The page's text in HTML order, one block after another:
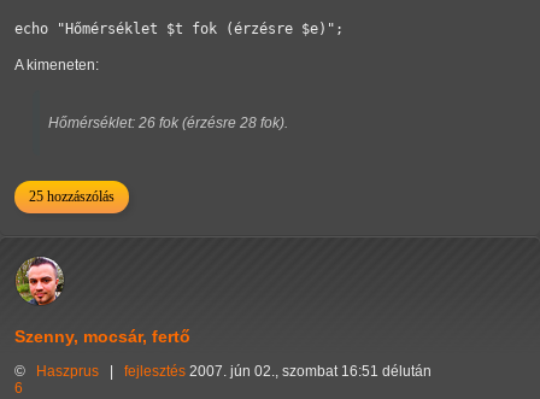
echo "Hőmérséklet $t fok (érzésre $e)";
A kimeneten:
Hőmérséklet: 26 fok (érzésre 28 fok).
25 hozzászólás
Szenny, mocsár, fertő
© Haszprus fejlesztés 2007. jún 02., szombat 16:51 délután
6